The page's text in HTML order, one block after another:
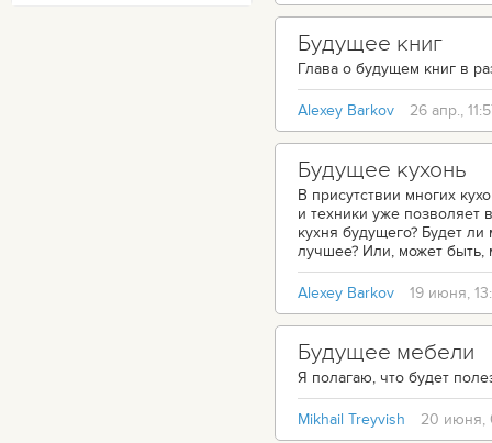
Будущее книг
Глава о будущем книг в
Alexey Barkov 26 апр.,
Будущее кухонь
В присутствии многих
и техники уже позволяет
кухня будущего? Будет
лучшее? Или, может быть,
Alexey Barkov 19 июня,
Будущее мебели
Я полагаю, что будет
Mikhail Treyvish 20 июня,